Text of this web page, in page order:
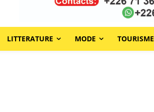
LITTERATURE MODE TOURISME